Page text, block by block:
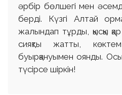
әрбір бөлшегі мен
берді. Күзгі Алтай
жалындап тұрды, қысқы
сияқты жатты,
буырқануымен оянды.
түсірсе шіркін!